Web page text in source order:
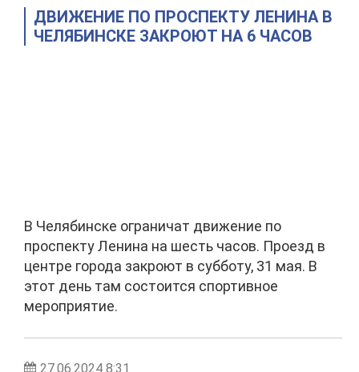
ДВИЖЕНИЕ ПО ПРОСПЕКТУ ЛЕНИНА В
ЧЕЛЯБИНСКЕ ЗАКРОЮТ НА 6 ЧАСОВ
В Челябинске ограничат движение по
проспекту Ленина на шесть часов. Проезд в
центре города закроют в субботу, 31 мая. В
этот день там состоится спортивное
мероприятие.
27.06.2024 8:31